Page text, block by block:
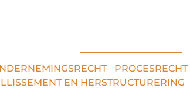
• PROCESRECHT•
EN HERSTRUCTURERING